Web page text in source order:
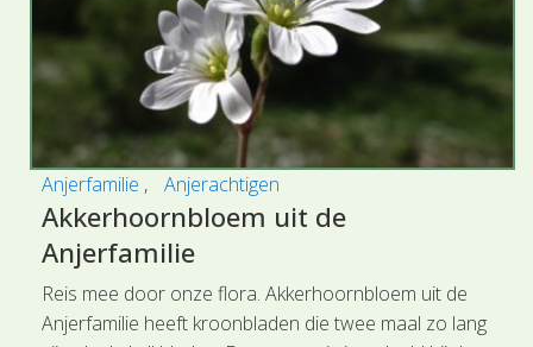
Anjerfamilie Anjerachtigen
Akkerhoornbloem uit de
Anjerfamilie
Reis mee door onze flora. Akkerhoornbloem uit de
Anjerfamilie heeft kroonbladen die twee maal zo lang